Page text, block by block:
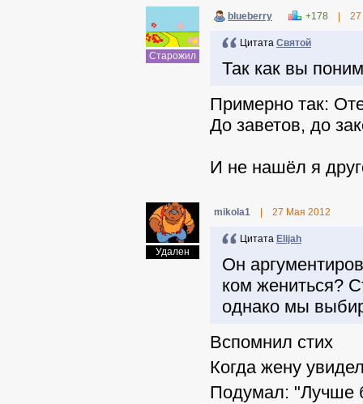
Старожил
blueberry +178
Цитата Святой
Так как вы
Примерно так:
До заветов, до
И не нашёл я
Удален
mikola1 27 Мая 2012
Цитата Elijah
Он
ком жениться?
однако мы
Вспомнил стих
Когда жену
Подумал: "Лучше